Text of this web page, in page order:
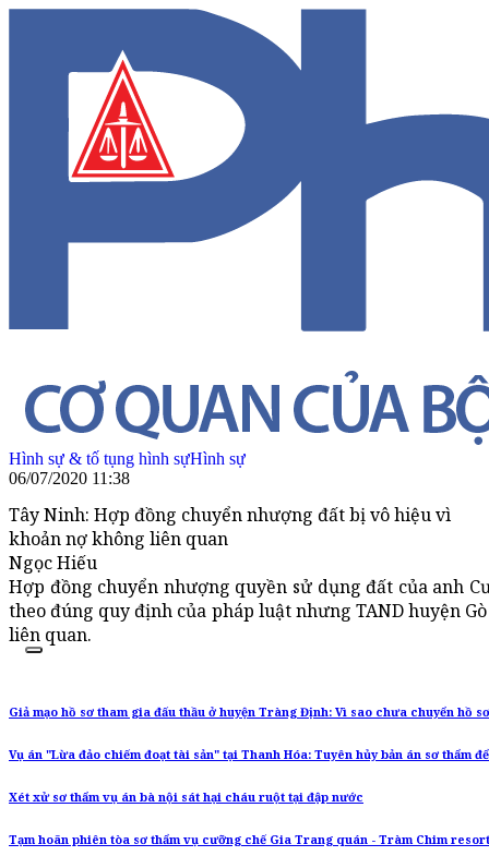
Hình sự & tố tụng hình sựHình sự
06/07/2020 11:38
Tây Ninh: Hợp đồng chuyển nhượng đất bị vô hiệu vì
khoản nợ không liên quan
Ngọc Hiếu
Hợp đồng chuyển nhượng quyền sử dụng đất của anh
theo đúng quy định của pháp luật nhưng TAND huyện
liên quan.
Giả mạo hồ sơ tham gia đấu thầu ở huyện Tràng Định: Vì sao chưa chuyển hồ
Vụ án "Lừa đảo chiếm đoạt tài sản" tại Thanh Hóa: Tuyên hủy bản án sơ thẩm
Xét xử sơ thẩm vụ án bà nội sát hại cháu ruột tại đập nước
Tạm hoãn phiên tòa sơ thẩm vụ cưỡng chế Gia Trang quán - Tràm Chim resort